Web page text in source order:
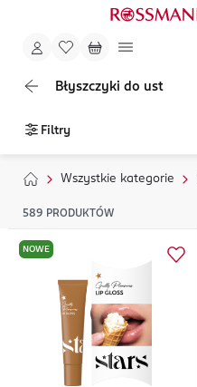
Błyszczyki do ust
Filtry
Wszystkie kategorie
589 PRODUKTÓW
NOWE